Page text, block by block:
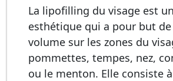
La lipofilling du visage est
esthétique qui a pour but
volume sur les zones du
pommettes, tempes, nez,
ou le menton. Elle consiste